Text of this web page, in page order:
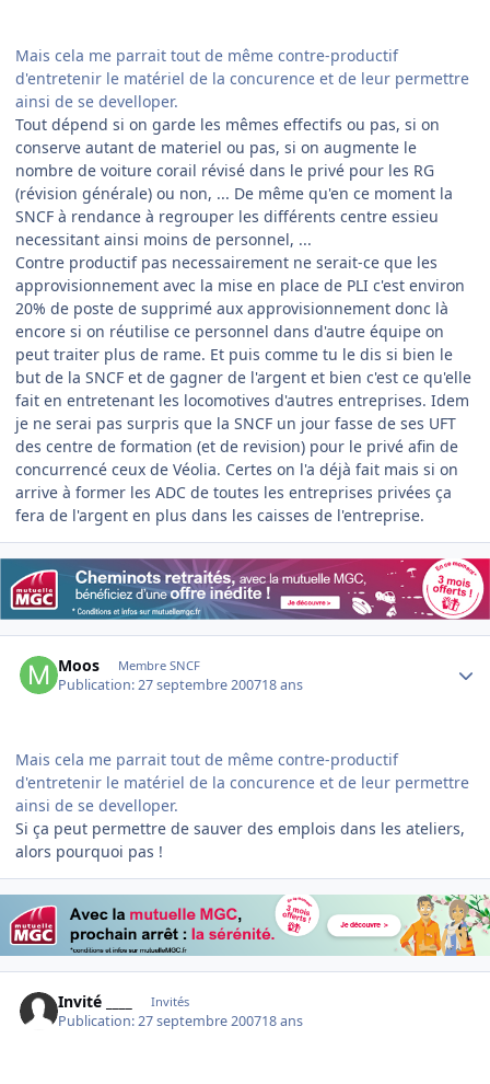
Mais cela me parrait tout de même contre-productif
d'entretenir le matériel de la concurence et de leur permettre
ainsi de se develloper.
Tout dépend si on garde les mêmes effectifs ou pas, si on
conserve autant de materiel ou pas, si on augmente le
nombre de voiture corail révisé dans le privé pour les RG
(révision générale) ou non, ... De même qu'en ce moment la
SNCF à rendance à regrouper les différents centre essieu
necessitant ainsi moins de personnel, ...
Contre productif pas necessairement ne serait-ce que les
approvisionnement avec la mise en place de PLI c'est environ
20% de poste de supprimé aux approvisionnement donc là
encore si on réutilise ce personnel dans d'autre équipe on
peut traiter plus de rame. Et puis comme tu le dis si bien le
but de la SNCF et de gagner de l'argent et bien c'est ce qu'elle
fait en entretenant les locomotives d'autres entreprises. Idem
je ne serai pas surpris que la SNCF un jour fasse de ses UFT
des centre de formation (et de revision) pour le privé afin de
concurrencé ceux de Véolia. Certes on l'a déjà fait mais si on
arrive à former les ADC de toutes les entreprises privées ça
fera de l'argent en plus dans les caisses de l'entreprise.
Moos Membre SNCF
Publication:27 septembre 200718 ans
Mais cela me parrait tout de même contre-productif
d'entretenir le matériel de la concurence et de leur permettre
ainsi de se develloper.
Si ça peut permettre de sauver des emplois dans les ateliers,
alors pourquoi pas !
Invité ____ Invités
Publication:27 septembre 200718 ans